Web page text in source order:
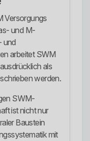
Versorgungs
und M-
und
arbeitet SWM
als
werden.
SWM-
ist nicht nur
Baustein
mit